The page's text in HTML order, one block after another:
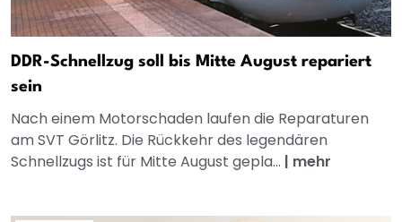
DDR-Schnellzug soll bis Mitte August repariert
sein
Nach einem Motorschaden laufen die Reparaturen
am SVT Görlitz. Die Rückkehr des legendären
Schnellzugs ist für Mitte August gepla... | mehr